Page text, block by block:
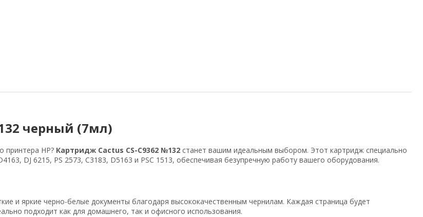
черный (7мл)
принтера HP? Картридж Cactus CS-C9362 №132 станет вашим идеальным выбором. Этот картридж специально
DJ 6215, PS 2573, C3183, D5163 и PSC 1513, обеспечивая безупречную работу вашего оборудования.
и яркие черно-белые документы благодаря высококачественным чернилам. Каждая страница будет
подходит как для домашнего, так и офисного использования.